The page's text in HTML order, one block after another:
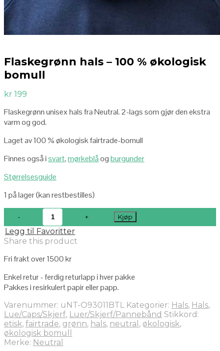
Flaskegrønn hals – 100 % økologisk
bomull
kr 199
Flaskegrønn unisex hals fra Neutral. 2-lags som gjør den ekstra
varm og god.
Laget av 100 % økologisk fairtrade-bomull
Finnes også isvart,mørkeblåogburgunder
Størrelsesguide
1 på lager (kan restbestilles)
Kjøp
Legg til Favoritter
Share this product
Fri frakt over 1500 kr
Enkel retur - ferdig returlapp i hver pakke
Pakkes i resirkulert papir eller papp.
Varenummer: uNT-O93011BTL Kategorier: Hals, Hals,
Lue/Caps/Skjerf, Luer/Skjerf/Pannebånd Stikkord:
etisk, fairtrade, grønn, hals, neutral , økologisk,
økologisk bomull
Merke: Neutral